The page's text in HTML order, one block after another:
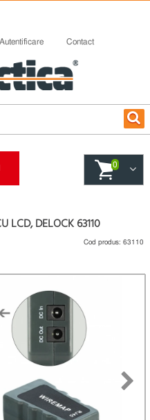
Autentificare Contact
0
LCD, DELOCK 63110
Cod produs: 63110